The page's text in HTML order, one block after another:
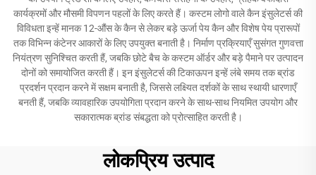
कार्यक्रमों और मौसमी विपणन पहलों के लिए करते हैं। कस्टम लोगो वाले कैन इंसुलेटर्स की
विविधता इन्हें मानक 12-औंस के कैन से लेकर बड़े ऊर्जा पेय कैन और विशेष पेय प्रारूपों
तक विभिन्न कंटेनर आकारों के लिए उपयुक्त बनाती है। निर्माण प्रक्रियाएँ सुसंगत गुणवत्ता
नियंत्रण सुनिश्चित करती हैं, जबकि छोटे बैच के कस्टम ऑर्डर और बड़े पैमाने पर उत्पादन
दोनों को समायोजित करती हैं। इन इंसुलेटर्स की टिकाऊपन इन्हें लंबे समय तक ब्रांड
प्रदर्शन प्रदान करने में सक्षम बनाती है, जिससे लक्ष्यित दर्शकों के साथ स्थायी धारणाएँ
बनती हैं, जबकि व्यावहारिक उपयोगिता प्रदान करने के साथ-साथ नियमित उपयोग और
सकारात्मक ब्रांड संबद्धता को प्रोत्साहित करती है।
लोकप्रिय उत्पाद